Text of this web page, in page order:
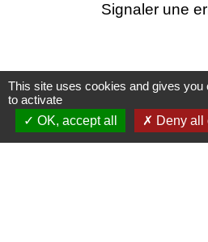
Signaler une
Commune de
This site uses cookies and gives you
to activate
OK, accept all
Deny all